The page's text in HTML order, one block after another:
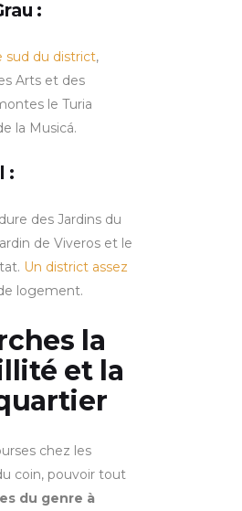
:
sud du district,
Arts et des
le Turia
la Musicá.
:
des Jardins du
de Viveros et le
Un district assez
logement.
la
et la
chez les
coin, pouvoir tout
du genre à